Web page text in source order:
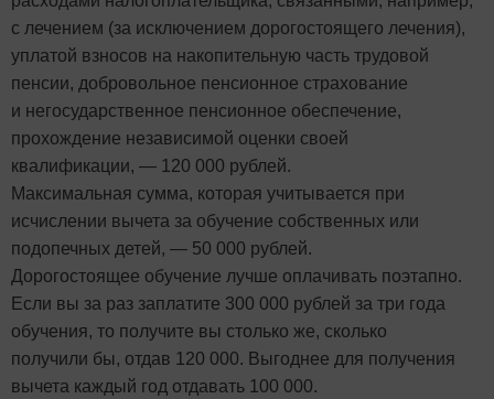
с лечением (за исключением дорогостоящего лечения),
уплатой взносов на накопительную часть трудовой
пенсии, добровольное пенсионное страхование
и негосударственное пенсионное обеспечение,
прохождение независимой оценки своей
квалификации, — 120 000 рублей.
Максимальная сумма, которая учитывается при
исчислении вычета за обучение собственных или
подопечных детей, — 50 000 рублей.
Дорогостоящее обучение лучше оплачивать поэтапно.
Если вы за раз заплатите 300 000 рублей за три года
обучения, то получите вы столько же, сколько
получили бы, отдав 120 000. Выгоднее для получения
вычета каждый год отдавать 100 000.